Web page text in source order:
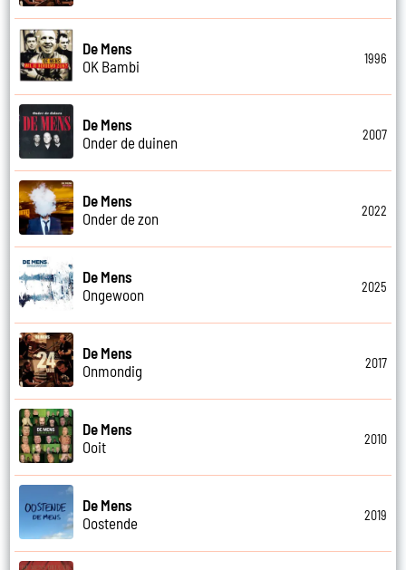
De Mens
OK Bambi
1996
De Mens
Onder de duinen
2007
De Mens
Onder de zon
2022
De Mens
Ongewoon
2025
De Mens
Onmondig
2017
De Mens
Ooit
2010
De Mens
Oostende
2019